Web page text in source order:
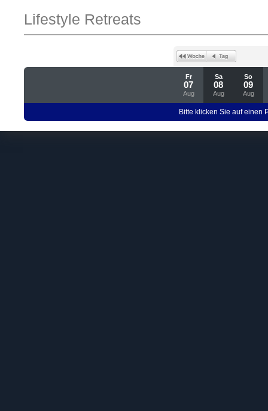
Lifestyle Retreats
Fr
07
Aug
Sa
08
Aug
So
09
Aug
Bitte klicken Sie auf einen